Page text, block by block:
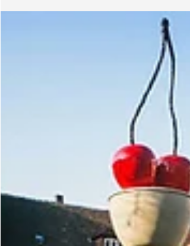
Art Tour Pre – Trip Workshop 1a space provides
you with the resources and support your needs
to have a fruitful journey. Participants are
invited to join a pre-trip workshop about the
background of the Art Events and basic
understanding of Contemporary Art. Workshop
-9pm Venue: 1a space gallery Price: FREE for
ART TOUR participants/ $100 for non ART TOUR